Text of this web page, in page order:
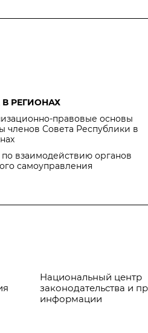
В РЕГИОНАХ
правовые основы
членов Совета Республики в
по взаимодействию органов
самоуправления
Национальный центр
законодательства и
информации